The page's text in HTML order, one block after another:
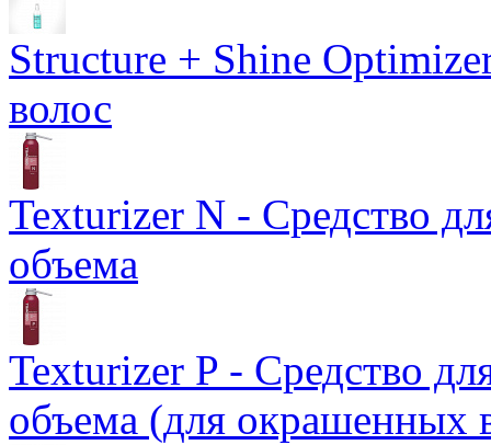
Structure + Shine
волос
Texturizer N - Средство
объема
Texturizer P - Средство
объема (для окрашенных